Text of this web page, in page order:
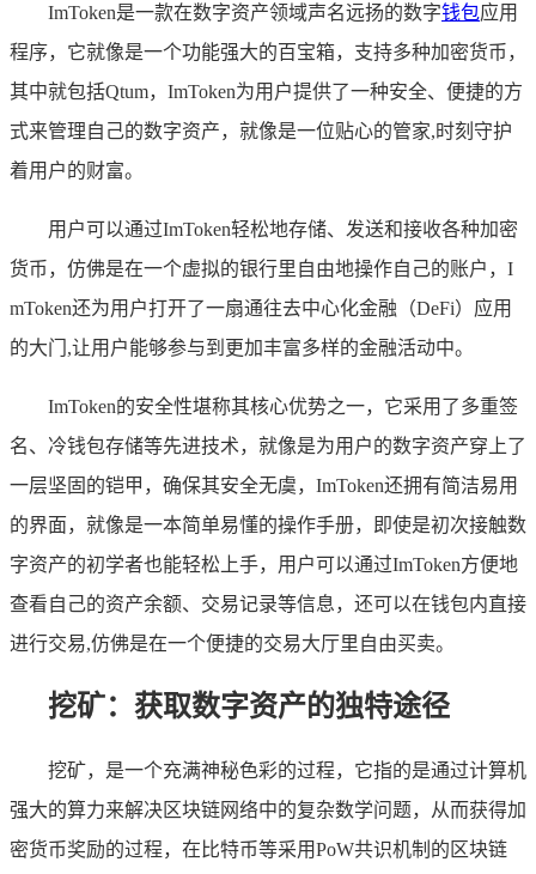
ImToken是一款在数字资产领域声名远扬的数字钱包应用
程序，它就像是一个功能强大的百宝箱，支持多种加密货币，
其中就包括Qtum，ImToken为用户提供了一种安全、便捷的方
式来管理自己的数字资产，就像是一位贴心的管家,时刻守护
着用户的财富。
用户可以通过ImToken轻松地存储、发送和接收各种加密
货币，仿佛是在一个虚拟的银行里自由地操作自己的账户，I
mToken还为用户打开了一扇通往去中心化金融（DeFi）应用
的大门,让用户能够参与到更加丰富多样的金融活动中。
ImToken的安全性堪称其核心优势之一，它采用了多重签
名、冷钱包存储等先进技术，就像是为用户的数字资产穿上了
一层坚固的铠甲，确保其安全无虞，ImToken还拥有简洁易用
的界面，就像是一本简单易懂的操作手册，即使是初次接触数
字资产的初学者也能轻松上手，用户可以通过ImToken方便地
查看自己的资产余额、交易记录等信息，还可以在钱包内直接
进行交易,仿佛是在一个便捷的交易大厅里自由买卖。
挖矿：获取数字资产的独特途径
挖矿，是一个充满神秘色彩的过程，它指的是通过计算机
强大的算力来解决区块链网络中的复杂数学问题，从而获得加
密货币奖励的过程，在比特币等采用PoW共识机制的区块链